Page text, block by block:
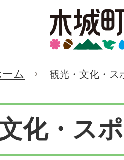
ム 観光・文化・ス
化・ス